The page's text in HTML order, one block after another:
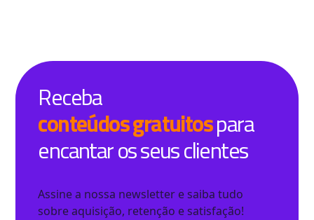
Receba
conteúdos gratuitospara
encantar os seus clientes
Assine a nossa newsletter e saiba tudo
sobre aquisição, retenção e satisfação!